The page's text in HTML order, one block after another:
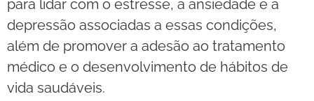
para lidar com o estresse, a ansiedade e a
depressão associadas a essas condições,
além de promover a adesão ao tratamento
médico e o desenvolvimento de hábitos de
vida saudáveis.